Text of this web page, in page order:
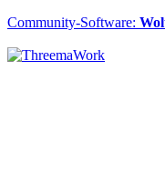
Community-Software: